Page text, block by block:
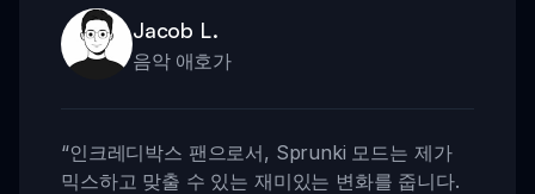
Jacob L.
음악 애호가
“인크레디박스 팬으로서, Sprunki 모드는 제가
믹스하고 맞출 수 있는 재미있는 변화를 줍니다.